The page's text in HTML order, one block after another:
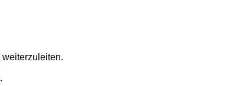
weiterzuleiten.
.